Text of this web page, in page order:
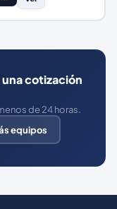
cotización
de 24 horas.
equipos